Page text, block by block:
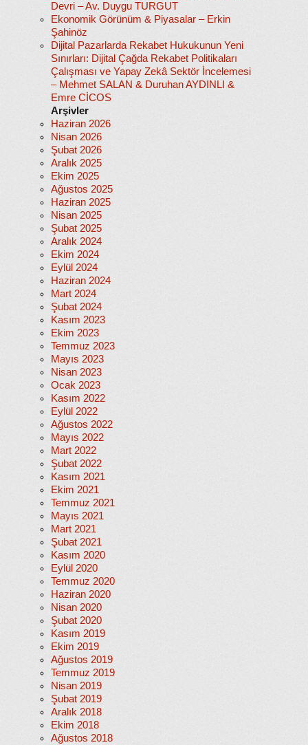
Devri – Av. Duygu TURGUT
Ekonomik Görünüm & Piyasalar – Erkin
Şahinöz
Dijital Pazarlarda Rekabet Hukukunun Yeni
Sınırları: Dijital Çağda Rekabet Politikaları
Çalışması ve Yapay Zekâ Sektör İncelemesi
– Mehmet SALAN & Duruhan AYDINLI &
Emre CİCOS
Arşivler
Haziran 2026
Nisan 2026
Şubat 2026
Aralık 2025
Ekim 2025
Ağustos 2025
Haziran 2025
Nisan 2025
Şubat 2025
Aralık 2024
Ekim 2024
Eylül 2024
Haziran 2024
Mart 2024
Şubat 2024
Kasım 2023
Ekim 2023
Temmuz 2023
Mayıs 2023
Nisan 2023
Ocak 2023
Kasım 2022
Eylül 2022
Ağustos 2022
Mayıs 2022
Mart 2022
Şubat 2022
Kasım 2021
Ekim 2021
Temmuz 2021
Mayıs 2021
Mart 2021
Şubat 2021
Kasım 2020
Eylül 2020
Temmuz 2020
Haziran 2020
Nisan 2020
Şubat 2020
Kasım 2019
Ekim 2019
Ağustos 2019
Temmuz 2019
Nisan 2019
Şubat 2019
Aralık 2018
Ekim 2018
Ağustos 2018